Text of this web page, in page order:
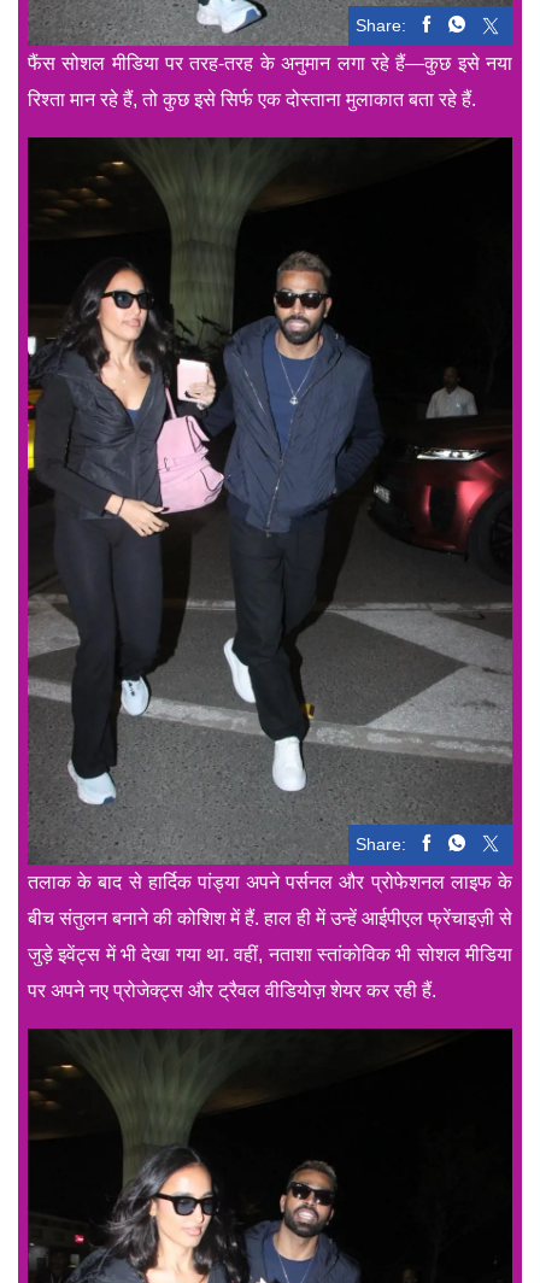
Share:
फैंस सोशल मीडिया पर तरह-तरह के अनुमान लगा रहे हैं—कुछ इसे नया
रिश्ता मान रहे हैं, तो कुछ इसे सिर्फ एक दोस्ताना मुलाकात बता रहे हैं.
Share:
तलाक के बाद से हार्दिक पांड्या अपने पर्सनल और प्रोफेशनल लाइफ के
बीच संतुलन बनाने की कोशिश में हैं. हाल ही में उन्हें आईपीएल फ्रेंचाइज़ी से
जुड़े इवेंट्स में भी देखा गया था. वहीं, नताशा स्तांकोविक भी सोशल मीडिया
पर अपने नए प्रोजेक्ट्स और ट्रैवल वीडियोज़ शेयर कर रही हैं.